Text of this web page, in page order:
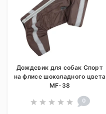
Дождевик для собак Спорт
на флисе шоколадного цвета
MF-38
0